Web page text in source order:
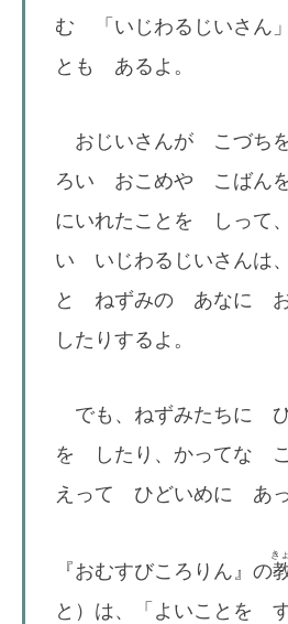
む 「いじわるじいさん
とも あるよ。
おじいさんが こづち
ろい おこめや こばん
にいれたことを しって
い いじわるじいさんは
と ねずみの あなに
したりするよ。
でも、ねずみたちに
を したり、かってな
えって ひどいめに あっ
『おむすびころりん』の
き
と）は、「よいことを